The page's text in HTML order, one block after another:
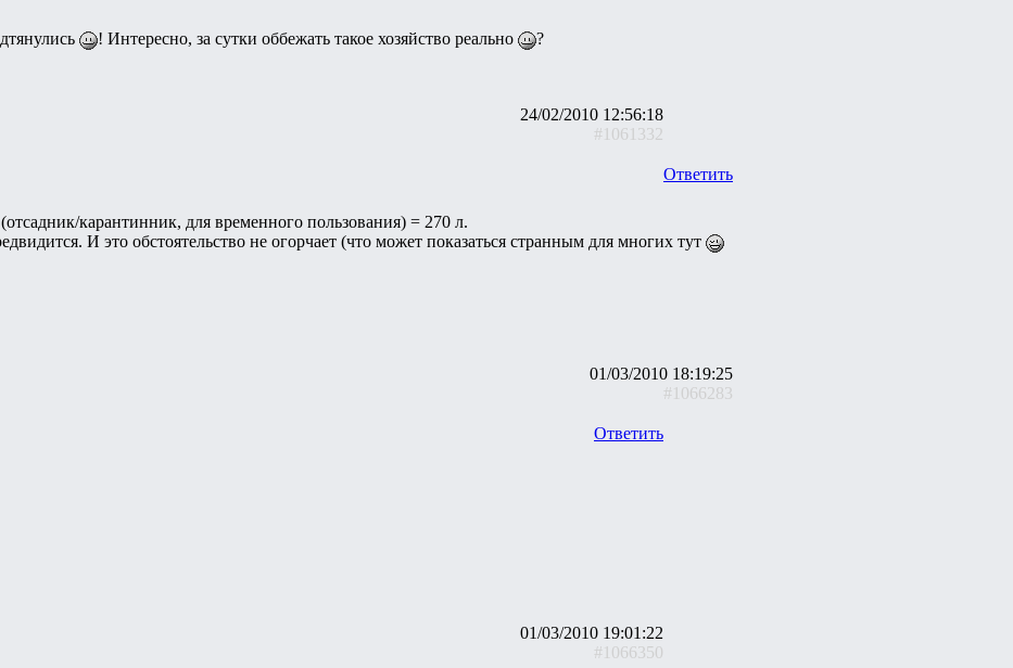
! Интересно, за сутки оббежать такое хозяйство реально ?
24/02/2010 12:56:18
#1061332
Ответить
карантинник, для временного пользования) = 270 л.
И это обстоятельство не огорчает (что может показаться странным для многих тут
01/03/2010 18:19:25
#1066283
Ответить
01/03/2010 19:01:22
#1066350